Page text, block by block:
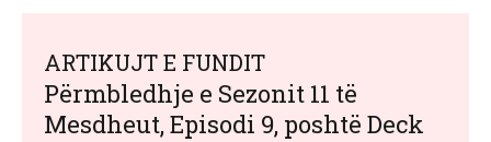
ARTIKUJT E FUNDIT
Përmbledhje e Sezonit 11 të
Mesdheut, Episodi 9, poshtë Deck